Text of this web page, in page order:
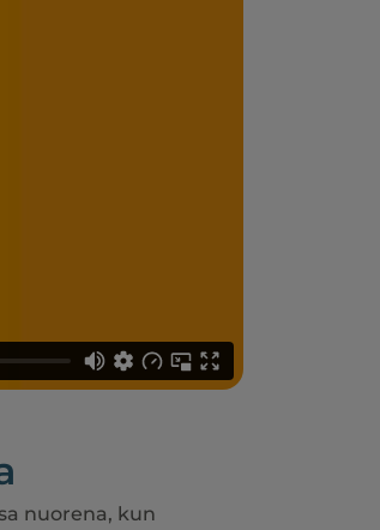
nuorena, kun